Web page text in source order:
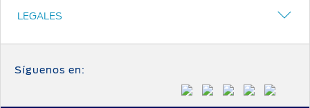
LEGALES
Síguenos en: